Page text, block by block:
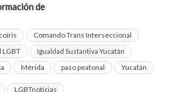
de
Comando Trans Interseccional
LGBT
Igualdad Sustantiva Yucatán
Mérida paso peatonal Yucatán
LGBTnoticias